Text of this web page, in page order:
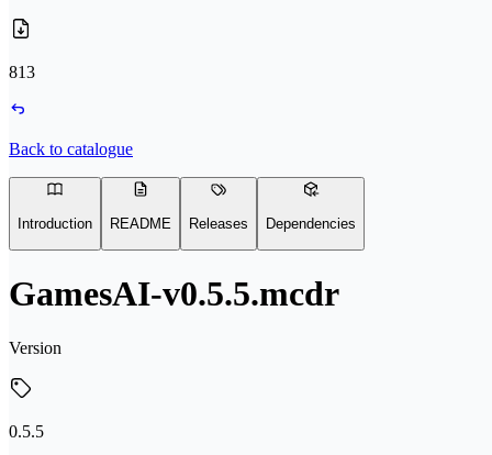
813
Back to catalogue
Introduction README Releases Dependencies
GamesAI-v0.5.5.mcdr
Version
0.5.5